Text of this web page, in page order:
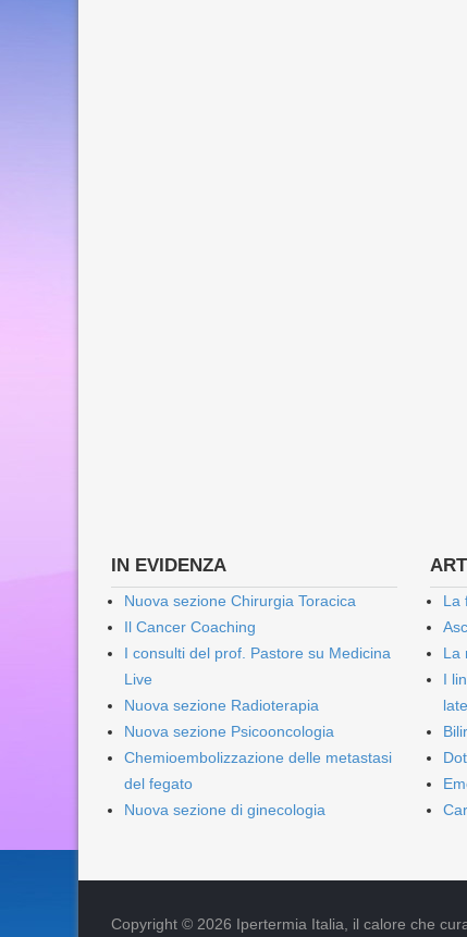
IN EVIDENZA
Nuova sezione Chirurgia Toracica
Il Cancer Coaching
I consulti del prof. Pastore su Medicina
Live
Nuova sezione Radioterapia
Nuova sezione Psicooncologia
Chemioembolizzazione delle metastasi
del fegato
Nuova sezione di ginecologia
La
La
I
Copyright © 2026 Ipertermia Italia, il calore che